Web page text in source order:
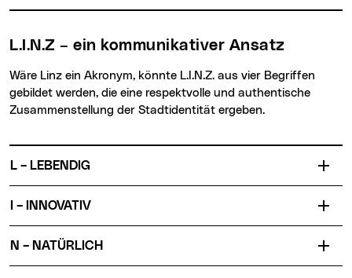
L.I.N.Z – ein kommunikativer Ansatz
Wäre Linz ein Akronym, könnte L.I.N.Z. aus vier Begriffen
gebildet werden, die eine respektvolle und authentische
Zusammenstellung der Stadtidentität ergeben.
L – LEBENDIG
I – INNOVATIV
N – NATÜRLICH